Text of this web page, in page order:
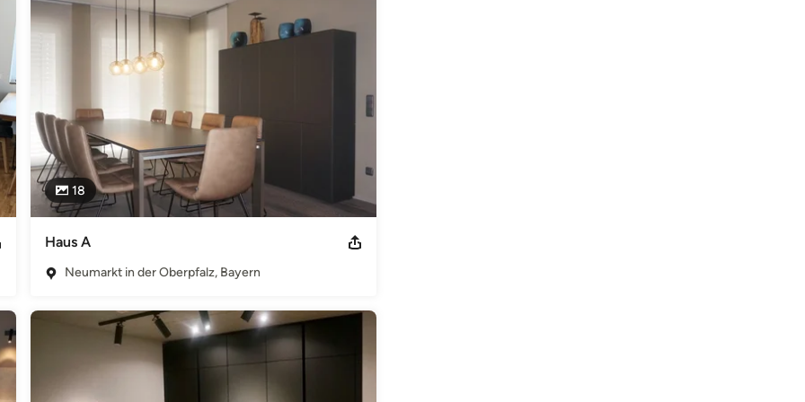
Co. KG Hans-Dehn-Straße 24 92318 Neumarkt Vertreten durch:
Telefon: 09181-50998-0 Telefax: 09181-50998-50 E-Mail:
im Handelsregister. Registergericht:Handelsregister Nürnberg:
gemäß §27 a Umsatzsteuergesetz: DE 186 329
18
Haus A
Neumarkt in der Oberpfalz, Bayern